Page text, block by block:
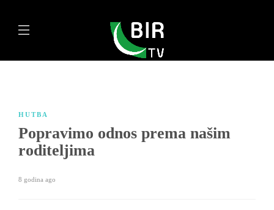
HUTBA
Popravimo odnos prema našim
roditeljima
8 godina ago